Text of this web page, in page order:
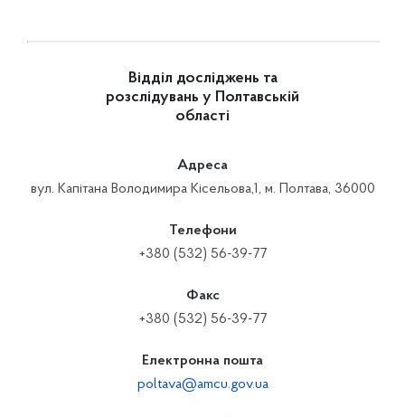
Відділ досліджень та
розслідувань у Полтавській
області
Адреса
вул. Капітана Володимира Кісельова,1, м. Полтава, 36000
Телефони
+380 (532) 56-39-77
Факс
+380 (532) 56-39-77
Електронна пошта
poltava@amcu.gov.ua